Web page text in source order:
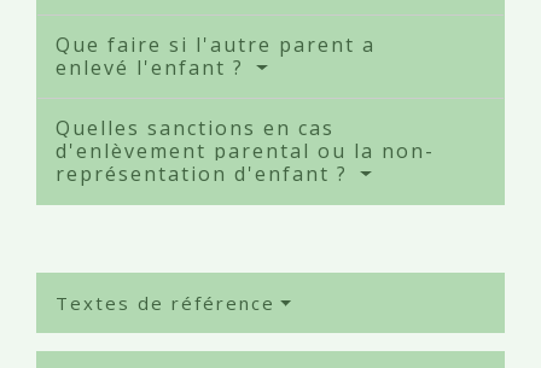
Que faire si l'autre parent a
enlevé l'enfant ?
Quelles sanctions en cas
d'enlèvement parental ou la non-
représentation d'enfant ?
Textes de référence